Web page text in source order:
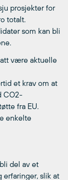
prosjekter for
totalt.
som kan bli
være aktuelle
et krav om at
CO2-
fra EU.
enkelte
del av et
erfaringer, slik at